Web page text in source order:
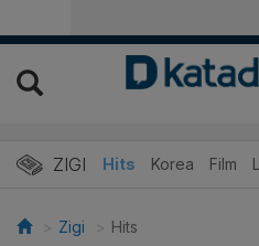
ZIGI Hits Korea Film
Zigi Hits